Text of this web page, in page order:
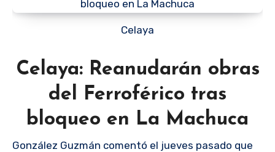
Celaya
Celaya: Reanudarán obras
del Ferroférico tras
bloqueo en La Machuca
González Guzmán comentó el jueves pasado que